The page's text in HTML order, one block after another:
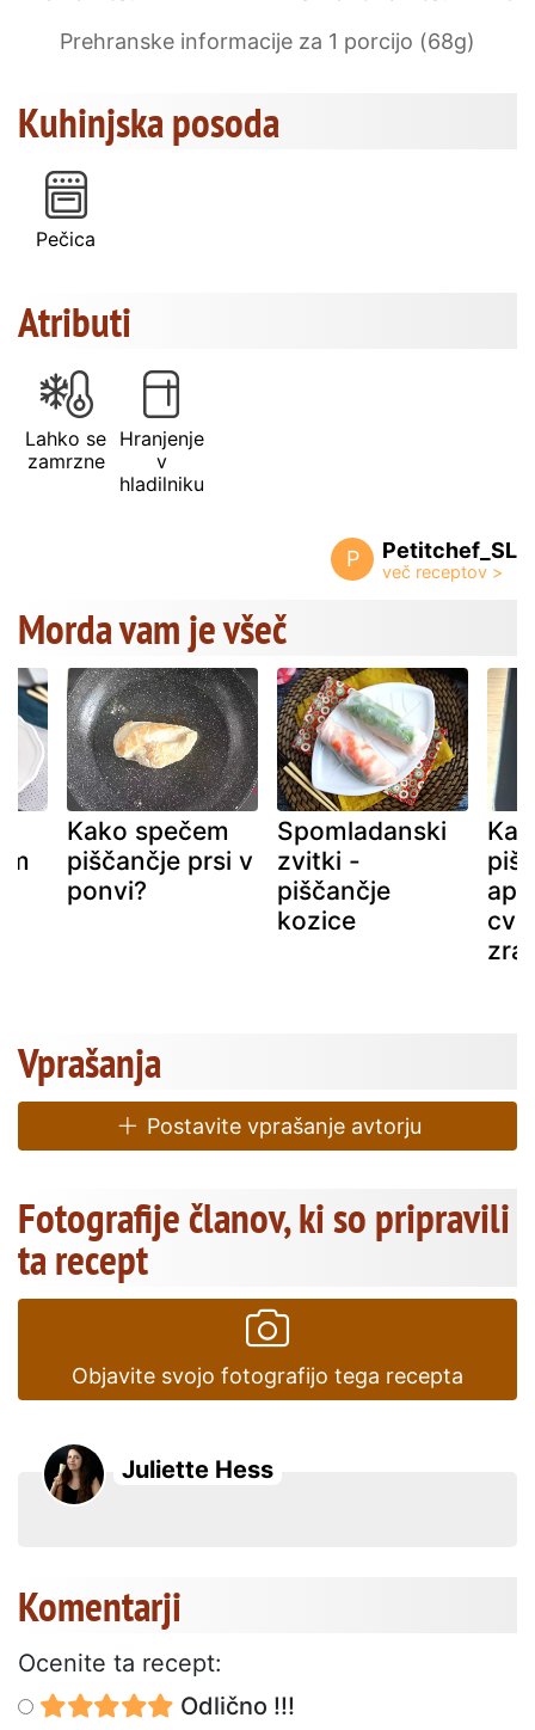
Prehranske informacije za 1 porcijo (68g)
Kuhinjska posoda
Pečica
Atributi
Lahko se
zamrzne
Hranjenje
v
hladilniku
P Petitchef_SL
Morda vam je všeč
Kako spečem
piščančje prsi v
ponvi?
Spomladanski
zvitki -
piščančje
kozice
Vprašanja
Postavite vprašanje avtorju
Fotografije članov, ki so pripravili
ta recept
Objavite svojo fotografijo tega recepta
Juliette Hess
Komentarji
Ocenite ta recept:
Odlično !!!